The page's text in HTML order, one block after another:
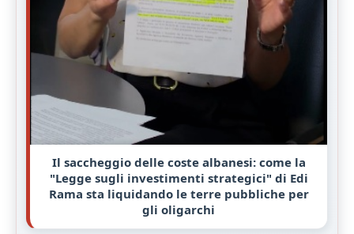
Il saccheggio delle coste albanesi: come la
"Legge sugli investimenti strategici" di Edi
Rama sta liquidando le terre pubbliche per
gli oligarchi